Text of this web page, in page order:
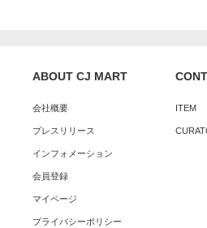
ABOUT CJ MART
会社概要
プレスリリース
インフォメーション
会員登録
マイページ
プライバシーポリシー
ITEM